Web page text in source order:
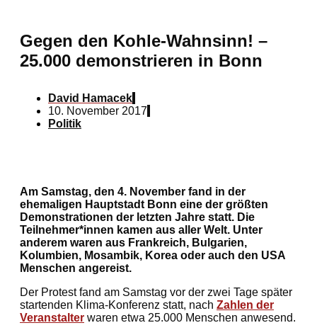
Gegen den Kohle-Wahnsinn! –
25.000 demonstrieren in Bonn
David Hamacek
10. November 2017
Politik
Am Samstag, den 4. November fand in der
ehemaligen Hauptstadt Bonn eine der größten
Demonstrationen der letzten Jahre statt. Die
Teilnehmer*innen kamen aus aller Welt. Unter
anderem waren aus Frankreich, Bulgarien,
Kolumbien, Mosambik, Korea oder auch den USA
Menschen angereist.
Der Protest fand am Samstag vor der zwei Tage später
startenden Klima-Konferenz statt, nach Zahlen der
Veranstalter waren etwa 25.000 Menschen anwesend.